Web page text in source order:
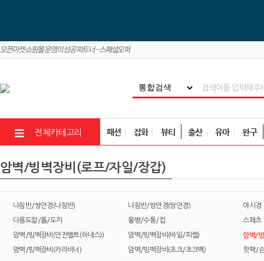
전체카테고리 패션 잡화 뷰티 출산 유아 완구
암벽/빙벽장비(로프/자일/장갑)
나침반/쌍안경(나침반) 나침반/쌍안경(쌍안경) 야시경
다용도칼/톱/도끼 물병/수통/컵 스패츠
암벽/빙벽장비(안전벨트(하네스)) 암벽/빙벽장비(바일/피켈) 암벽/
암벽/빙벽장비(카라비너) 암벽/빙벽장비(초크/초크백) 핫팩/